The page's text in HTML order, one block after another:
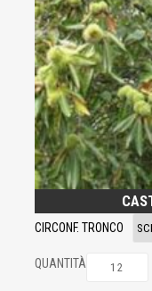
CIRCONF. TRONCO
QUANTITÀ